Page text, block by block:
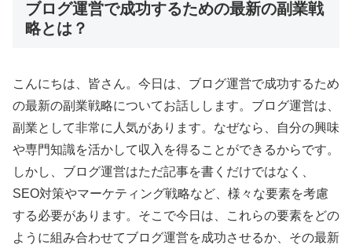
ブログ運営で成功するための最新の副業戦
略とは？
こんにちは、皆さん。今日は、ブログ運営で成功するため
の最新の副業戦略についてお話しします。ブログ運営は、
副業として非常に人気があります。なぜなら、自分の興味
や専門知識を活かして収入を得ることができるからです。
しかし、ブログ運営はただ記事を書くだけではなく、
SEO対策やマーケティング戦略など、様々な要素を考慮
する必要があります。そこで今日は、これらの要素をどの
ように組み合わせてブログ運営を成功させるか、その最新